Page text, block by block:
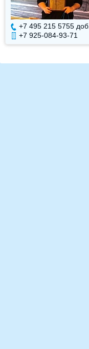
+7 495 215 5755 доб.
+7 925-084-93-71